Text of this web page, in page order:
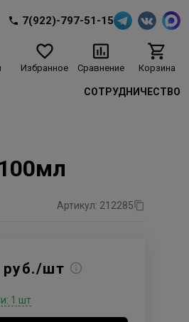
7(922)-797-51-15
Избранное Сравнение Корзина
СОТРУДНИЧЕСТВО
Артикул: 212285
руб./шт
1 шт